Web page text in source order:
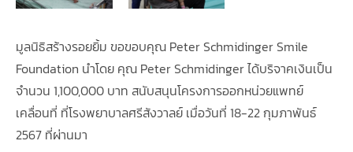
มูลนิธิสร้างรอยยิ้ม ขอขอบคุณ Peter Schmidinger Smile
Foundation นำโดย คุณ Peter Schmidinger ได้บริจาคเงินเป็น
จำนวน 1,100,000 บาท สนับสนุนโครงการออกหน่วยแพทย์
เคลื่อนที่ ที่โรงพยาบาลศรีสังวาลย์ เมื่อวันที่ 18-22 กุมภาพันธ์
2567 ที่ผ่านมา